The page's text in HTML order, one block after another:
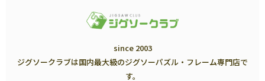
since 2003
ジグソークラブは国内最大級のジグソーパズル・フレーム専門店で
す。